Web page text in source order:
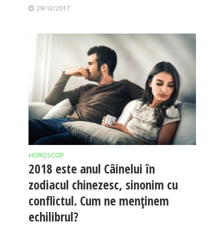
29/12/2017
HOROSCOP
2018 este anul Câinelui în
zodiacul chinezesc, sinonim cu
conflictul. Cum ne menținem
echilibrul?